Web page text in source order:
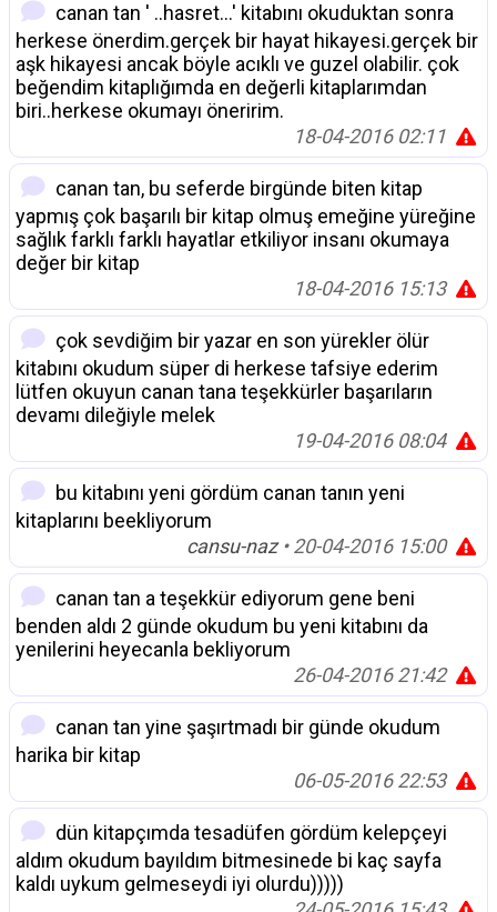
canan tan ' ..hasret...' kitabını okuduktan sonra
herkese önerdim.gerçek bir hayat hikayesi.gerçek bir
aşk hikayesi ancak böyle acıklı ve guzel olabilir. çok
beğendim kitaplığımda en değerli kitaplarımdan
biri..herkese okumayı öneririm.
18-04-2016 02:11
canan tan, bu seferde birgünde biten kitap
yapmış çok başarılı bir kitap olmuş emeğine yüreğine
sağlık farklı farklı hayatlar etkiliyor insanı okumaya
değer bir kitap
18-04-2016 15:13
çok sevdiğim bir yazar en son yürekler ölür
kitabını okudum süper di herkese tafsiye ederim
lütfen okuyun canan tana teşekkürler başarıların
devamı dileğiyle melek
19-04-2016 08:04
bu kitabını yeni gördüm canan tanın yeni
kitaplarını beekliyorum
cansu-naz• 20-04-2016 15:00
canan tan a teşekkür ediyorum gene beni
benden aldı 2 günde okudum bu yeni kitabını da
yenilerini heyecanla bekliyorum
26-04-2016 21:42
canan tan yine şaşırtmadı bir günde okudum
harika bir kitap
06-05-2016 22:53
dün kitapçımda tesadüfen gördüm kelepçeyi
aldım okudum bayıldım bitmesinede bi kaç sayfa
kaldı uykum gelmeseydi iyi olurdu)))))